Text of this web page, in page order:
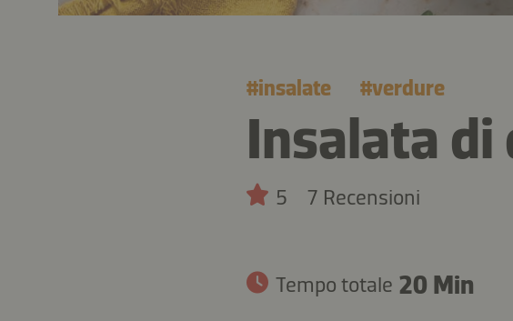
#insalate #verdure
Insalata di
5 7 Recensioni
Tempo totale 20 Min